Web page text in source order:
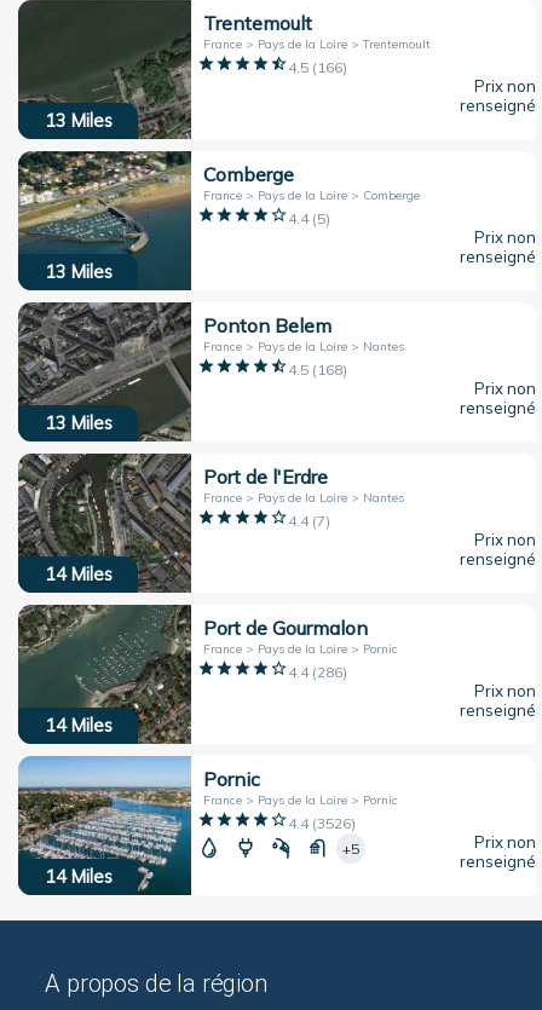
13 Miles
Trentemoult
France > Pays de la Loire > Trentemoult
4.5( 166)
Prix non
renseigné
13 Miles
Comberge
France > Pays de la Loire > Comberge
4.4(5)
Prix non
renseigné
13 Miles
Ponton Belem
France > Pays de la Loire > Nantes
4.5( 168)
Prix non
renseigné
14 Miles
Port de l'Erdre
France > Pays de la Loire > Nantes
4.4(7)
Prix non
renseigné
14 Miles
Port de Gourmalon
France > Pays de la Loire > Pornic
4.4(286)
Prix non
renseigné
14 Miles
Pornic
France > Pays de la Loire > Pornic
4.4(3526)
+5
Prix non
renseigné
A propos de la région